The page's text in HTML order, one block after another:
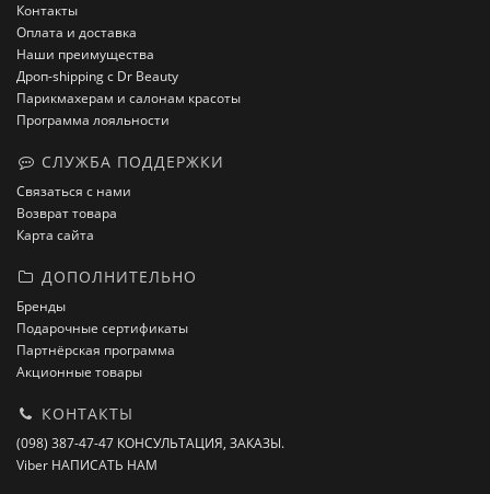
Контакты
Оплата и доставка
Наши преимущества
Дроп-shipping с Dr Beauty
Парикмахерам и салонам красоты
Программа лояльности
СЛУЖБА ПОДДЕРЖКИ
Связаться с нами
Возврат товара
Карта сайта
ДОПОЛНИТЕЛЬНО
Бренды
Подарочные сертификаты
Партнёрская программа
Акционные товары
КОНТАКТЫ
(098) 387-47-47 КОНСУЛЬТАЦИЯ, ЗАКАЗЫ.
Viber НАПИСАТЬ НАМ